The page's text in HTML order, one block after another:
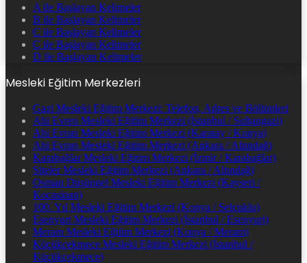
A ile Başlayan Kelimeler
B ile Başlayan Kelimeler
C ile Başlayan Kelimeler
Ç ile Başlayan Kelimeler
D ile Başlayan Kelimeler
Mesleki Eğitim Merkezleri
Gazi Mesleki Eğitim Merkezi: Telefon, Adres ve Bölümleri
Ahi Evren Mesleki Eğitim Merkezi (İstanbul / Sultangazi)
Ahi Evran Mesleki Eğitim Merkezi (Karatay / Konya)
Ahi Evran Mesleki Eğitim Merkezi (Ankara / Altındağ)
Karabağlar Mesleki Eğitim Merkezi (İzmir / Karabağlar)
Siteler Mesleki Eğitim Merkezi (Ankara / Altındağ)
Osman Düşüngel Mesleki Eğitim Merkezi (Kayseri /
Kocasinan)
100. Yıl Mesleki Eğitim Merkezi (Konya / Selçuklu)
Esenyurt Mesleki Eğitim Merkezi (İstanbul / Esenyurt)
Meram Mesleki Eğitim Merkezi (Konya / Meram)
Küçükçekmece Mesleki Eğitim Merkezi (İstanbul /
Küçükçekmece)